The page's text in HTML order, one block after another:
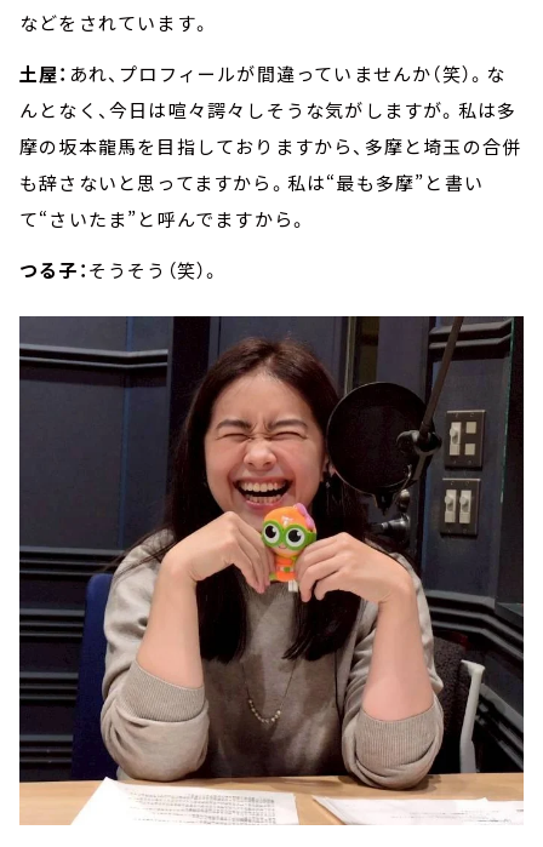
などをされています。
土屋： あれ、プロフィールが間違っていませんか（笑）。な
んとなく、今日は喧々諤々しそうな気がしますが。私は多
摩の坂本龍馬を目指しておりますから、多摩と埼玉の合併
も辞さないと思ってますから。私は“最も多摩”と書い
て“さいたま”と呼んでますから。
つる子：そうそう（笑）。